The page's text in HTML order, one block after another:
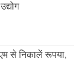
से निकालें रूपया,